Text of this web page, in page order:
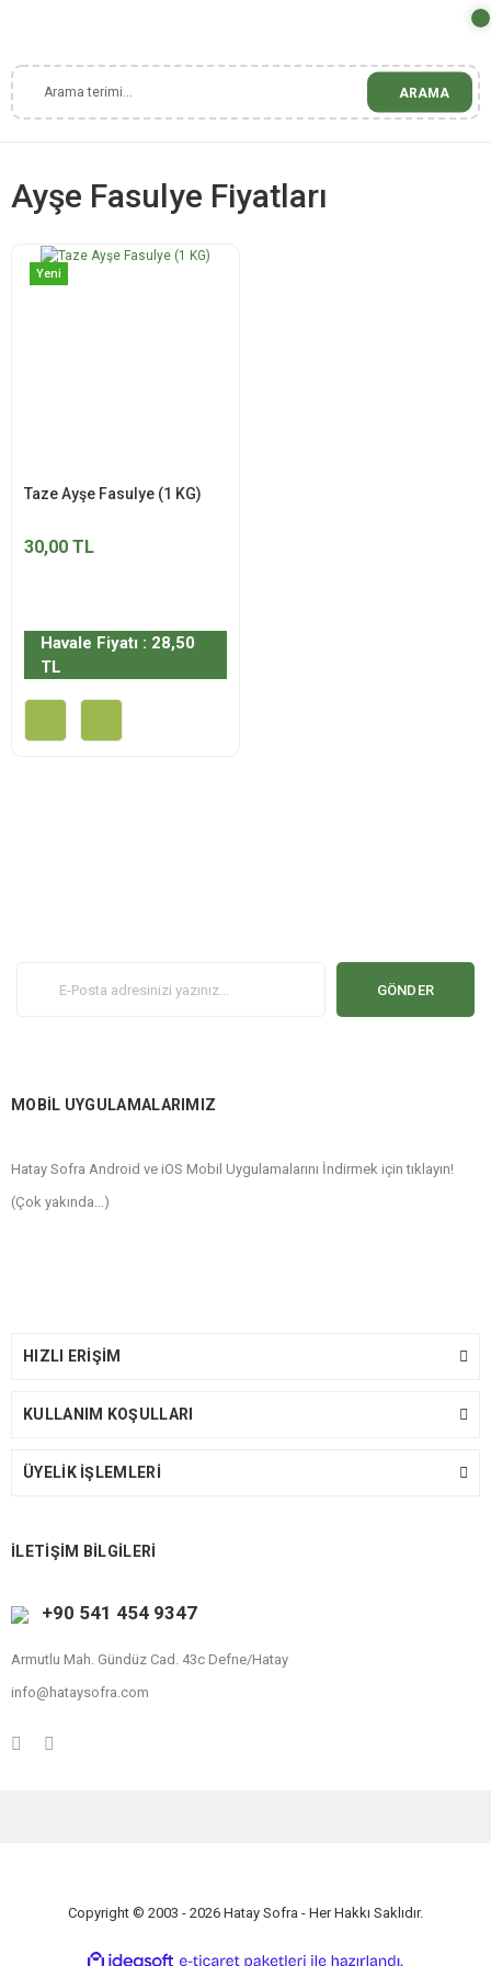
ARAMA
Ayşe Fasulye Fiyatları
Yeni
Taze Ayşe Fasulye (1 KG)
30,00 TL
Havale Fiyatı : 28,50
TL
GÖNDER
MOBİL UYGULAMALARIMIZ
Hatay Sofra Android ve iOS Mobil Uygulamalarını İndirmek için tıklayın!
(Çok yakında...)
HIZLI ERİŞİM
KULLANIM KOŞULLARI
ÜYELİK İŞLEMLERİ
İLETİŞİM BİLGİLERİ
+90 541 454 9347
Armutlu Mah. Gündüz Cad. 43c Defne/Hatay
info@hataysofra.com
Copyright © 2003 - 2026 Hatay Sofra - Her Hakkı Saklıdır.
ideasoft e-